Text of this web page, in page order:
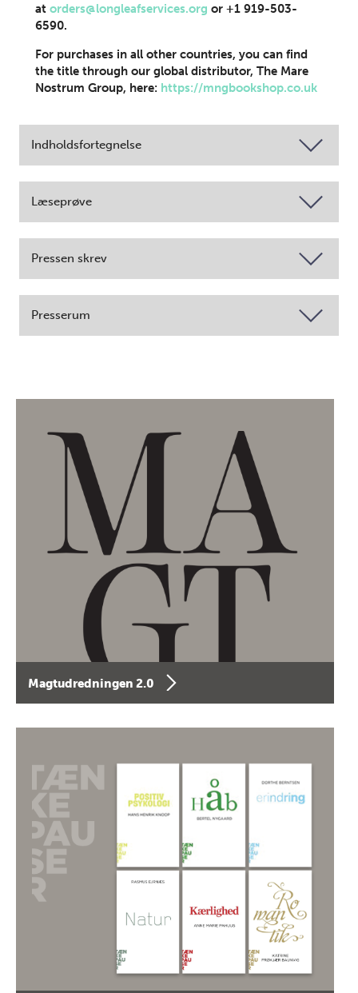
at orders@longleafservices.org or +1 919-503-
6590.
For purchases in all other countries, you can find
the title through our global distributor, The Mare
Nostrum Group, here: https://mngbookshop.co.uk
Indholdsfortegnelse
Læseprøve
Pressen skrev
Presserum
Magtudredningen 2.0